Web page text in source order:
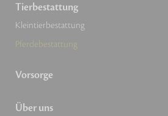
Tierbestattung
Kleintierbestattung
Pferdebestattung
Vorsorge
Über uns